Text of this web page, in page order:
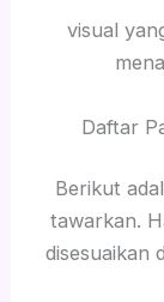
visual
Daftar
Berikut
tawarkan.
disesuaikan